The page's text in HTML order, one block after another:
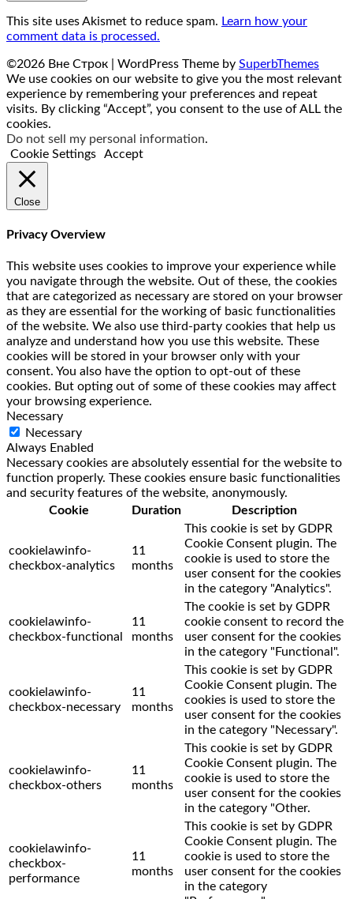
This site uses Akismet to reduce spam. Learn how your
comment data is processed.
©2026 Вне Строк | WordPress Theme by SuperbThemes
We use cookies on our website to give you the most relevant
experience by remembering your preferences and repeat
visits. By clicking “Accept”, you consent to the use of ALL the
cookies.
Do not sell my personal information.
Cookie Settings
Accept
Close
Privacy Overview
This website uses cookies to improve your experience while
you navigate through the website. Out of these, the cookies
that are categorized as necessary are stored on your browser
as they are essential for the working of basic functionalities
of the website. We also use third-party cookies that help us
analyze and understand how you use this website. These
cookies will be stored in your browser only with your
consent. You also have the option to opt-out of these
cookies. But opting out of some of these cookies may affect
your browsing experience.
Necessary
Necessary
Always Enabled
Necessary cookies are absolutely essential for the website to
function properly. These cookies ensure basic functionalities
and security features of the website, anonymously.
Cookie
Duration Description
cookielawinfo-
checkbox-analytics
11
months
This cookie is set by GDPR
Cookie Consent plugin. The
cookie is used to store the
user consent for the cookies
in the category "Analytics".
cookielawinfo-
checkbox-functional
11
months
The cookie is set by GDPR
cookie consent to record the
user consent for the cookies
in the category "Functional".
cookielawinfo-
checkbox-necessary
11
months
This cookie is set by GDPR
Cookie Consent plugin. The
cookies is used to store the
user consent for the cookies
in the category "Necessary".
cookielawinfo-
checkbox-others
11
months
This cookie is set by GDPR
Cookie Consent plugin. The
cookie is used to store the
user consent for the cookies
in the category "Other.
cookielawinfo-
checkbox-
performance
11
months
This cookie is set by GDPR
Cookie Consent plugin. The
cookie is used to store the
user consent for the cookies
in the category